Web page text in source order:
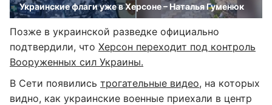
Украинские флаги уже в Херсоне – Наталья Гуменюк
Позже в украинской разведке официально
подтвердили, что Херсон переходит под контроль
Вооруженных сил Украины.
В Сети появились трогательные видео, на которых
видно, как украинские военные приехали в центр